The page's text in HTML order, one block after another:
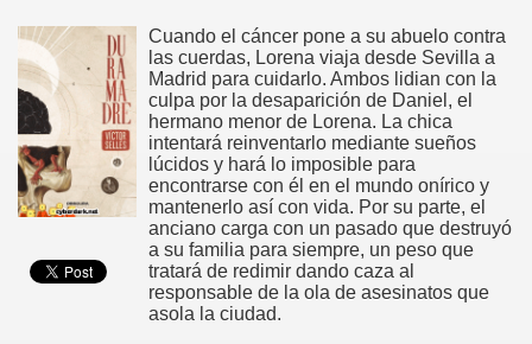
Cuando el cáncer pone a su abuelo contra
las cuerdas, Lorena viaja desde Sevilla a
Madrid para cuidarlo. Ambos lidian con la
culpa por la desaparición de Daniel, el
hermano menor de Lorena. La chica
intentará reinventarlo mediante sueños
lúcidos y hará lo imposible para
encontrarse con él en el mundo onírico y
mantenerlo así con vida. Por su parte, el
anciano carga con un pasado que destruyó
a su familia para siempre, un peso que
tratará de redimir dando caza al
responsable de la ola de asesinatos que
asola la ciudad.